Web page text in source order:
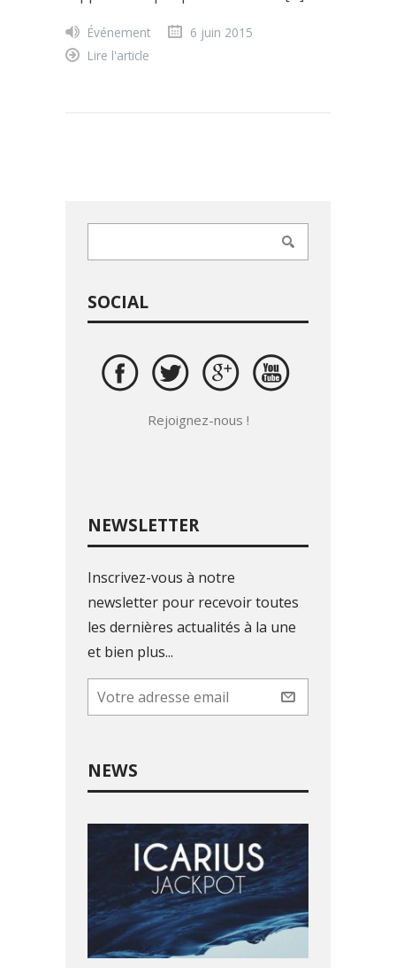
Événement
6 juin 2015
Lire l'article
SOCIAL
Rejoignez-nous !
NEWSLETTER
Inscrivez-vous à notre
newsletter pour recevoir toutes
les dernières actualités à la une
et bien plus...
NEWS